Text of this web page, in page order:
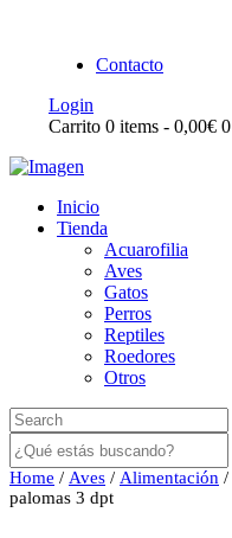
Contacto
Login
Carrito 0 items - 0,00€ 0
Inicio
Tienda
Acuarofilia
Aves
Gatos
Perros
Reptiles
Roedores
Otros
Buscar
Home / Aves / Alimentación /
palomas 3 dpt